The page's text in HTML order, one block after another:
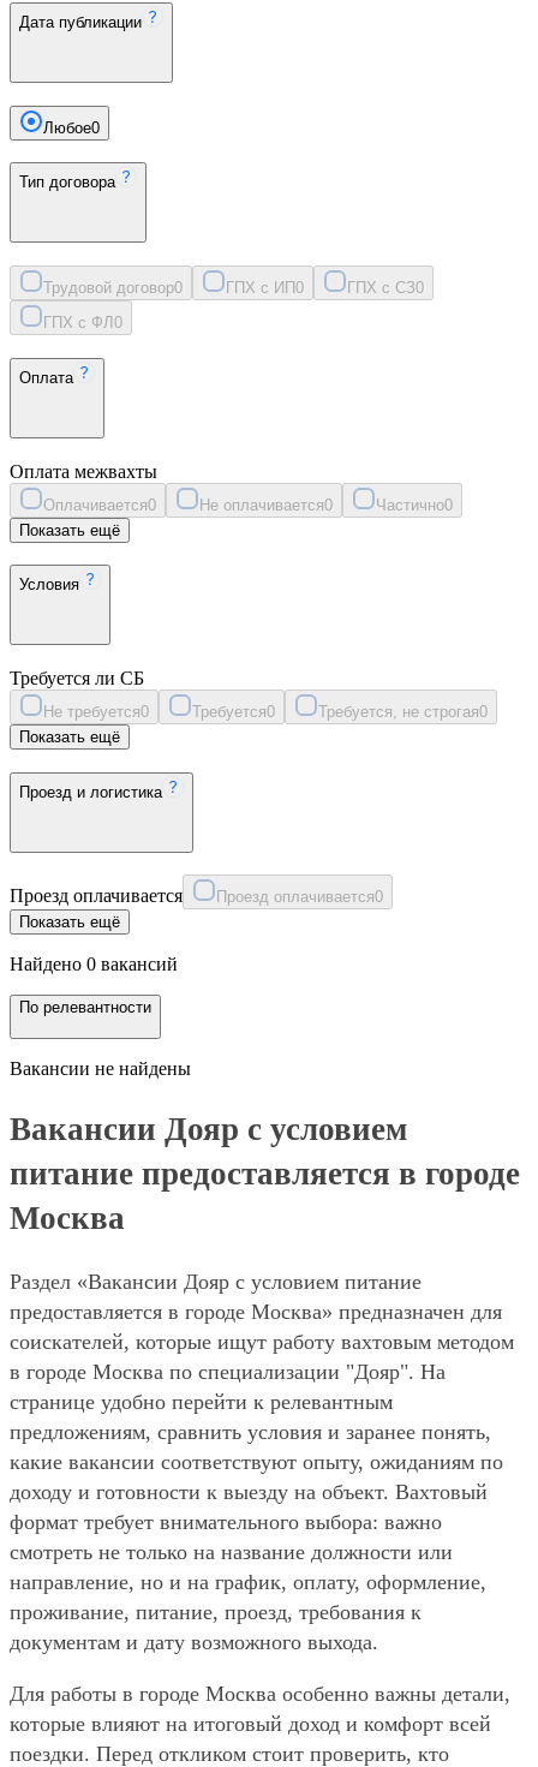
Дата публикации
Любое0
Тип договора
Трудовой договор0 ГПХ с ИП0 ГПХ с СЗ0
ГПХ с ФЛ 0
Оплата
Оплата межвахты
Оплачивается0 Не оплачивается0 Частично0
Показать ещё
Условия
Требуется ли СБ
Не требуется0 Требуется0 Требуется, не строгая0
Показать ещё
Проезд и логистика
Проезд оплачивается Проезд оплачивается0
Показать ещё
Найдено 0 вакансий
По релевантности
Вакансии не найдены
Вакансии Дояр с условием
питание предоставляется в городе
Москва
Раздел «Вакансии Дояр с условием питание
предоставляется в городе Москва» предназначен для
соискателей, которые ищут работу вахтовым методом
в городе Москва по специализации "Дояр". На
странице удобно перейти к релевантным
предложениям, сравнить условия и заранее понять,
какие вакансии соответствуют опыту, ожиданиям по
доходу и готовности к выезду на объект. Вахтовый
формат требует внимательного выбора: важно
смотреть не только на название должности или
направление, но и на график, оплату, оформление,
проживание, питание, проезд, требования к
документам и дату возможного выхода.
Для работы в городе Москва особенно важны детали,
которые влияют на итоговый доход и комфорт всей
поездки. Перед откликом стоит проверить, кто